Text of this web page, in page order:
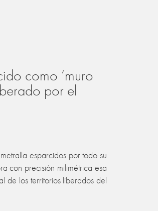
como ‘muro
por el
esparcidos por todo su
con precisión milimétrica esa
de los territorios liberados del